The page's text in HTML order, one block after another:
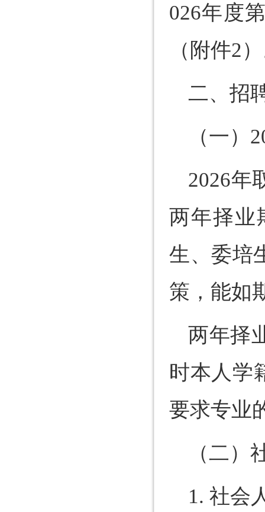
026年度
（附件2
二、招
（一）
2026年
两年择业
生、委培
策，能如
两年择
时本人学
要求专业
（二）
1. 社会